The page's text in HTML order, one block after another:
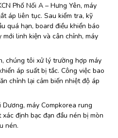
Phố Nối A – Hưng Yên, máy
áp liên tục. Sau kiểm tra, kỹ
quá hạn, board điều khiển báo
linh kiện và cân chỉnh, máy
chúng tôi xử lý trường hợp máy
áp suất bị tắc. Công việc bao
chỉnh lại cảm biến nhiệt độ áp
máy Compkorea rung
định bạc đạn đầu nén bị mòn
nén.